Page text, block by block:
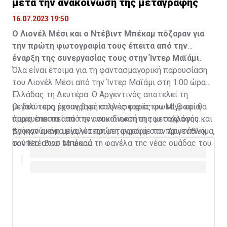
16.07.2023 19:50
Ο Λιονέλ Μέσι και ο Ντέβιντ Μπέκαμ πόζαραν για
την πρώτη φωτογραφία τους έπειτα από την
έναρξη της συνεργασίας τους στην Ίντερ Μαϊάμι.
Όλα είναι έτοιμα για τη φαντασμαγορική παρουσίαση
του Λιονέλ Μέσι από την Ίντερ Μαϊάμι στη 1:00 ώρα
Ελλάδας τη Δευτέρα. Ο Αργεντινός αποτελεί τη
μεγαλύτερη μεταγραφή στην ιστορία του MLS και θα
παρουσιαστεί από τον συνιδιοκτήτη του συλλόγου και
προηγούμενη μεγαλύτερη μεταγραφή στο πρωτάθλημα,
τον Ντέιβιντ Μπέκαμ.
Οι δυο τους έχουν βγει πολλές φορές φωτογραφία,
όμως έπειτα από την ανακοίνωση της μεταγραφής
βγήκαν ακόμα μία, για πρώτη φορά με τον Αργεντινό
σούπερ σταρ να φορά τη φανέλα της νέας ομάδας του.